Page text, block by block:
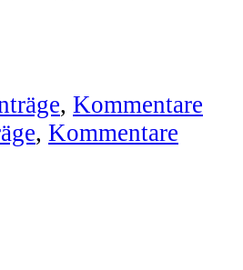
, Kommentare
, Kommentare